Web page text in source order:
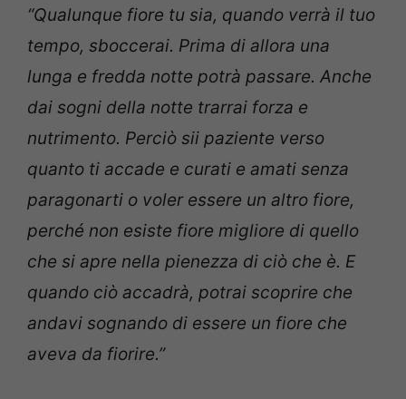
“Qualunque fiore tu sia, quando verrà il tuo
tempo, sboccerai. Prima di allora una
lunga e fredda notte potrà passare. Anche
dai sogni della notte trarrai forza e
nutrimento. Perciò sii paziente verso
quanto ti accade e curati e amati senza
paragonarti o voler essere un altro fiore,
perché non esiste fiore migliore di quello
che si apre nella pienezza di ciò che è. E
quando ciò accadrà, potrai scoprire che
andavi sognando di essere un fiore che
aveva da fiorire.”